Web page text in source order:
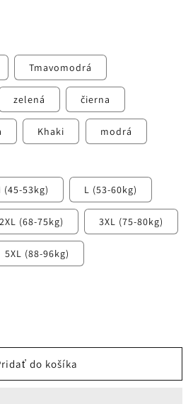
Tmavomodrá
zelená čierna
Khaki modrá
(45-53kg) L (53-60kg)
2XL (68-75kg) 3XL (75-80kg)
5XL (88-96kg)
do košíka